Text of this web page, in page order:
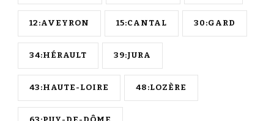
12:AVEYRON 15:CANTAL 30:GARD
34:HÉRAULT 39:JURA
43:HAUTE-LOIRE 48:LOZÈRE